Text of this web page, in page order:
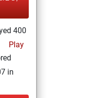
400
Play
in